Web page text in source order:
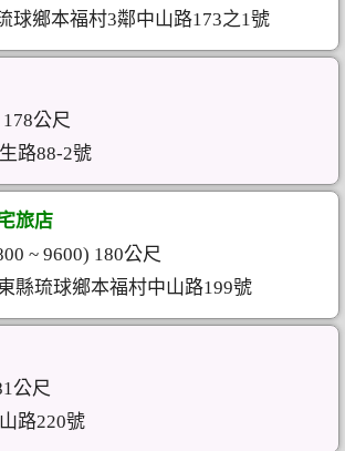
球鄉本福村3鄰中山路173之1號
公尺
路88-2號
旅店
~ 9600) 180公尺
縣琉球鄉本福村中山路199號
公尺
路220號